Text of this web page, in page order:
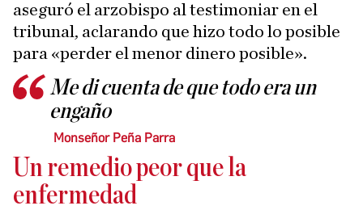
aseguró el arzobispo al testimoniar en el
tribunal, aclarando que hizo todo lo posible
para «perder el menor dinero posible».
Me di cuenta de que todo era un
engaño
Monseñor Peña Parra
Un remedio peor que la
enfermedad